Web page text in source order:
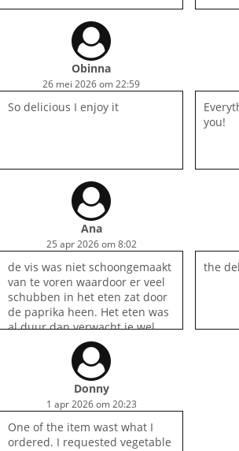
Obinna
26 mei 2026 om 22:59
So delicious I enjoy it
you!
Ana
25 apr 2026 om 8:02
de vis was niet schoongemaakt
van te voren waardoor er veel
schubben in het eten zat door
de paprika heen. Het eten was
al duur dan verwacht je wel
kwaliteit voor je geld. erg
jammer. want ik weet dat de
eigenaar goed kan koken. Dit
was een tegenvaller.
the
Donny
1 apr 2026 om 20:23
One of the item wast what I
ordered. I requested vegetable